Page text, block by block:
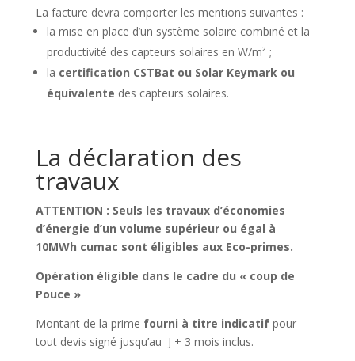
La facture devra comporter les mentions suivantes :
la mise en place d’un système solaire combiné et la
productivité des capteurs solaires en W/m² ;
la certification CSTBat ou Solar Keymark ou
équivalente des capteurs solaires.
La déclaration des
travaux
ATTENTION : Seuls les travaux d’économies
d’énergie d’un volume supérieur ou égal à
10MWh cumac sont éligibles aux Eco-primes.
Opération éligible dans le cadre du « coup de
Pouce »
Montant de la prime fourni à titre indicatifpour
tout devis signé jusqu’au J + 3 mois inclus.